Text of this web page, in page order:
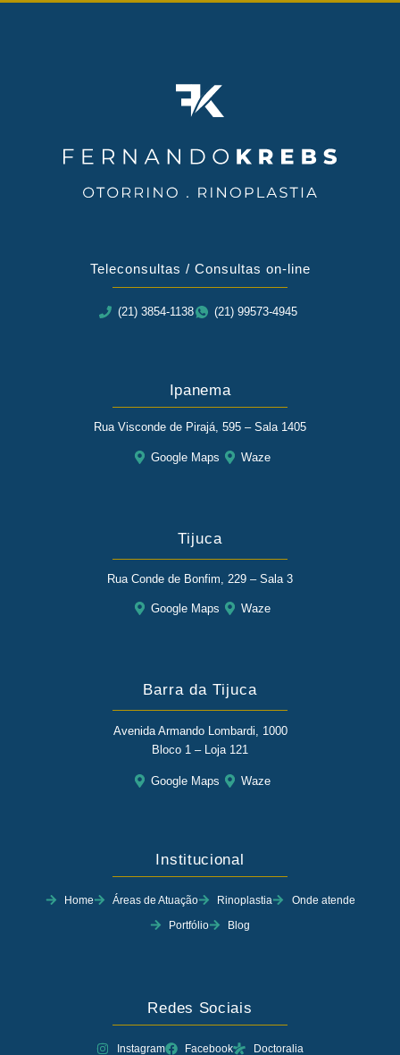
Teleconsultas / Consultas on-line
(21) 3854-1138 (21) 99573-4945
Ipanema
Rua Visconde de Pirajá, 595 – Sala 1405
Google Maps Waze
Tijuca
Rua Conde de Bonfim, 229 – Sala 3
Google Maps Waze
Barra da Tijuca
Avenida Armando Lombardi, 1000
Bloco 1 – Loja 121
Google Maps Waze
Institucional
Home Áreas de Atuação Rinoplastia
Onde atende
Portfólio
Blog
Redes Sociais
Instagram Facebook Doctoralia